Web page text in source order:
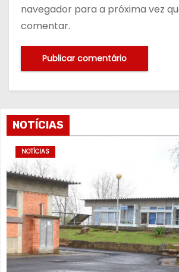
navegador para a próxima vez
comentar.
NOTÍCIAS
NOTÍCIAS